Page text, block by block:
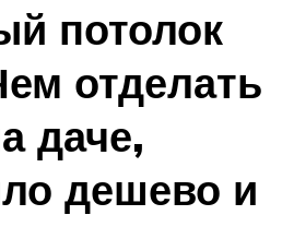
потолок
отделать
даче,
дешево и